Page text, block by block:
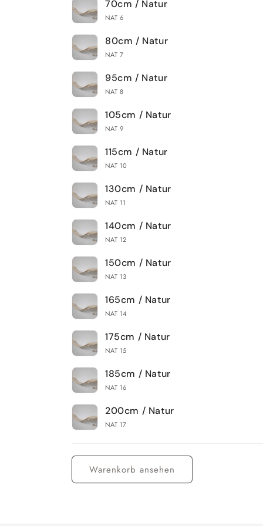
70cm / Natur
NAT 6
80cm / Natur
NAT 7
95cm / Natur
NAT 8
105cm / Natur
NAT 9
115cm / Natur
NAT 10
130cm / Natur
NAT 11
140cm / Natur
NAT 12
150cm / Natur
NAT 13
165cm / Natur
NAT 14
175cm / Natur
NAT 15
185cm / Natur
NAT 16
200cm / Natur
NAT 17
geladen ...
Warenkorb ansehen